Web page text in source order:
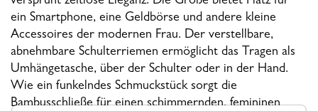
ein Smartphone, eine Geldbörse und andere kleine
Accessoires der modernen Frau. Der verstellbare,
abnehmbare Schulterriemen ermöglicht das Tragen als
Umhängetasche, über der Schulter oder in der Hand.
Wie ein funkelndes Schmuckstück sorgt die
Bambusschließe für einen schimmernden, femininen